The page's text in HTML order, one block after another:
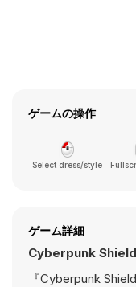
ゲームの操作
Select dress/style
ゲーム詳細
Cyberpunk
『Cyberpunk